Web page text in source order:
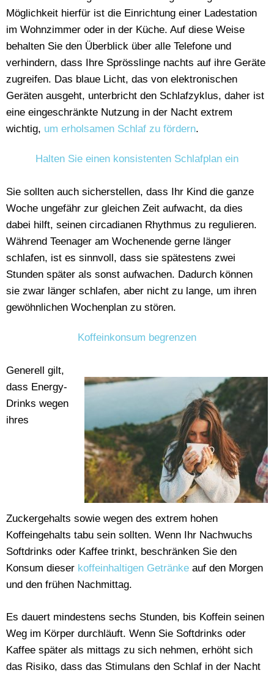
Möglichkeit hierfür ist die Einrichtung einer Ladestation
im Wohnzimmer oder in der Küche. Auf diese Weise
behalten Sie den Überblick über alle Telefone und
verhindern, dass Ihre Sprösslinge nachts auf ihre Geräte
zugreifen. Das blaue Licht, das von elektronischen
Geräten ausgeht, unterbricht den Schlafzyklus, daher ist
eine eingeschränkte Nutzung in der Nacht extrem
wichtig, um erholsamen Schlaf zu fördern.
Halten Sie einen konsistenten Schlafplan ein
Sie sollten auch sicherstellen, dass Ihr Kind die ganze
Woche ungefähr zur gleichen Zeit aufwacht, da dies
dabei hilft, seinen circadianen Rhythmus zu regulieren.
Während Teenager am Wochenende gerne länger
schlafen, ist es sinnvoll, dass sie spätestens zwei
Stunden später als sonst aufwachen. Dadurch können
sie zwar länger schlafen, aber nicht zu lange, um ihren
gewöhnlichen Wochenplan zu stören.
Koffeinkonsum begrenzen
Generell gilt,
dass Energy-
Drinks wegen
ihres
Zuckergehalts sowie wegen des extrem hohen
Koffeingehalts tabu sein sollten. Wenn Ihr Nachwuchs
Softdrinks oder Kaffee trinkt, beschränken Sie den
Konsum dieser koffeinhaltigen Getränke auf den Morgen
und den frühen Nachmittag.
Es dauert mindestens sechs Stunden, bis Koffein seinen
Weg im Körper durchläuft. Wenn Sie Softdrinks oder
Kaffee später als mittags zu sich nehmen, erhöht sich
das Risiko, dass das Stimulans den Schlaf in der Nacht